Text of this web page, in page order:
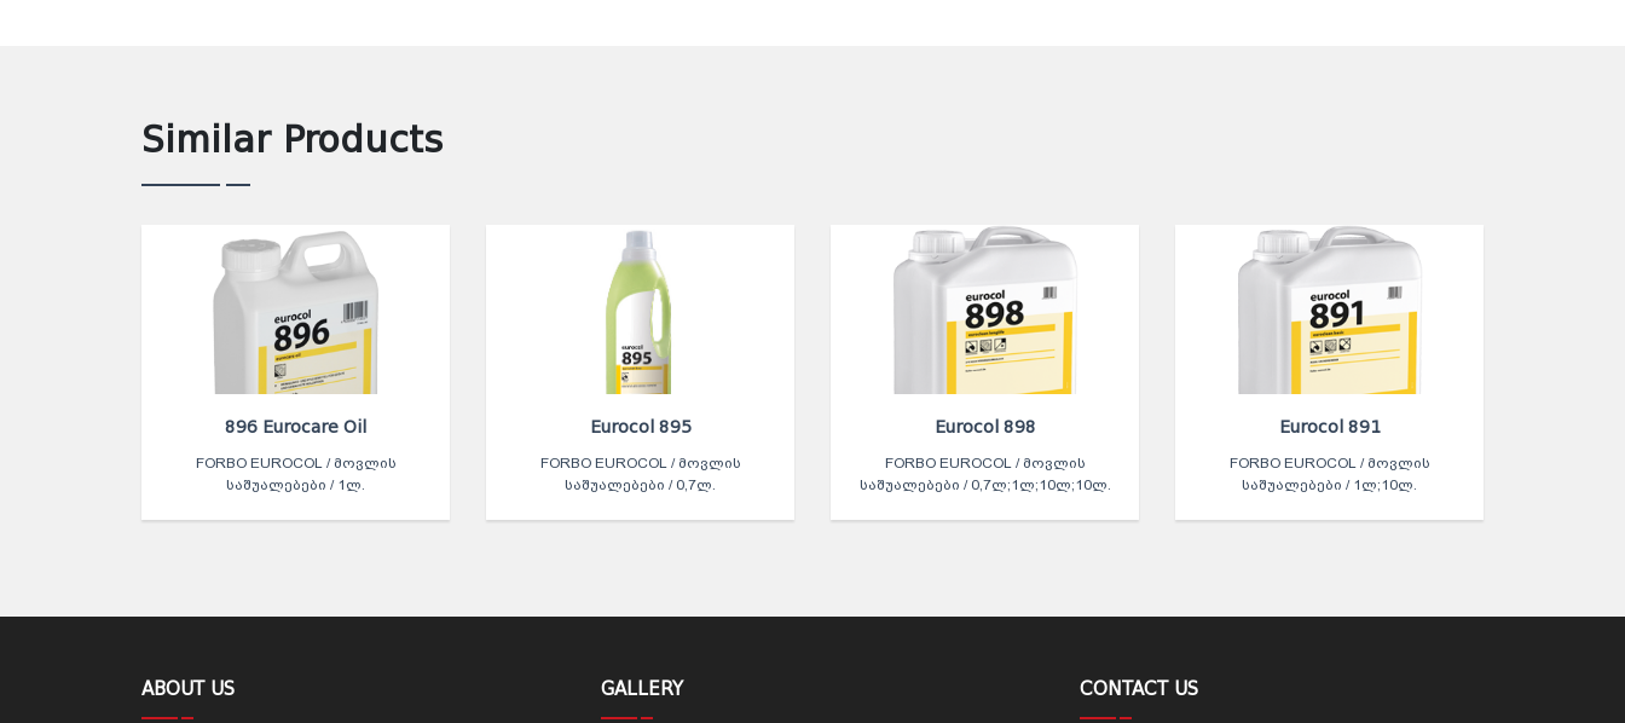
Similar Products
896 Eurocare Oil
FORBO EUROCOL / ᲛᲝᲕᲚᲘᲡ
ᲡᲐᲨᲣᲐᲚᲔᲑᲔᲑᲘ / 1Ლ.
Eurocol 895
FORBO EUROCOL / ᲛᲝᲕᲚᲘᲡ
ᲡᲐᲨᲣᲐᲚᲔᲑᲔᲑᲘ / 0,7Ლ.
Eurocol 898
FORBO EUROCOL / ᲛᲝᲕᲚᲘᲡ
ᲡᲐᲨᲣᲐᲚᲔᲑᲔᲑᲘ / 0,7Ლ;1Ლ;10Ლ;10Ლ.
Eurocol 891
FORBO EUROCOL / ᲛᲝᲕᲚᲘᲡ
ᲡᲐᲨᲣᲐᲚᲔᲑᲔᲑᲘ / 1Ლ;10Ლ.
ABOUT US GALLERY CONTACT US